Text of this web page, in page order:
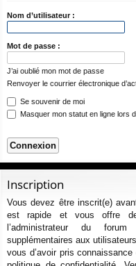
Nom d’utilisateur :
Mot de passe :
J’ai oublié mon mot de passe
Renvoyer le courrier électronique
Se souvenir de moi
Masquer mon statut en ligne lors
Inscription
Vous devez être inscrit(e)
est rapide et vous offre de
l’administrateur du
supplémentaires aux
vous d’avoir pris